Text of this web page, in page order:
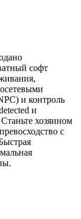
софт
и контроль
и
хозяином
с